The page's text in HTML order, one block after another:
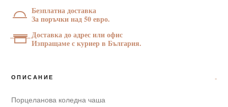
Безплатна доставка
За поръчки над 50 евро.
Доставка до адрес или офис
Изпращаме с куриер в България.
ОПИСАНИЕ
Порцеланова коледна чаша